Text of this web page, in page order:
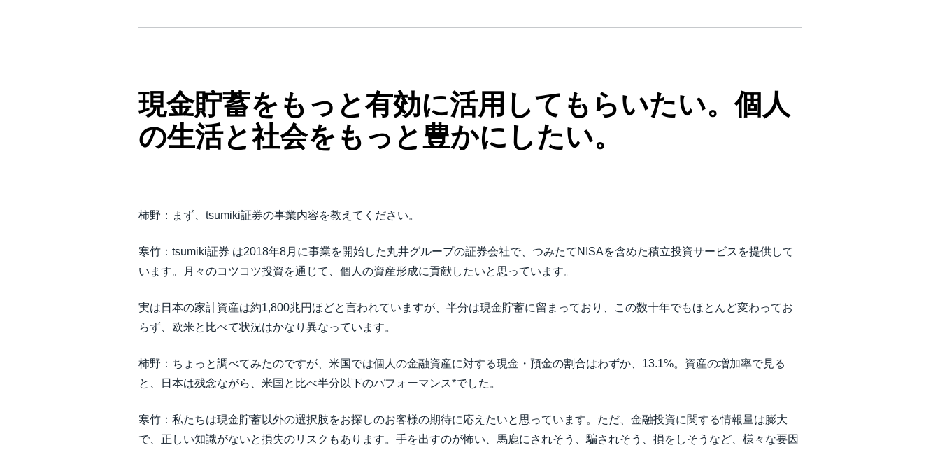
現金貯蓄をもっと有効に活用してもらいたい。個人
の生活と社会をもっと豊かにしたい。
柿野：まず、tsumiki証券の事業内容を教えてください。
寒竹：tsumiki証券 は2018年8月に事業を開始した丸井グループの証券会社で、つみたてNISAを含めた積立投資サービスを提供して
います。月々のコツコツ投資を通じて、個人の資産形成に貢献したいと思っています。
実は日本の家計資産は約1,800兆円ほどと言われていますが、半分は現金貯蓄に留まっており、この数十年でもほとんど変わってお
らず、欧米と比べて状況はかなり異なっています。
柿野：ちょっと調べてみたのですが、米国では個人の金融資産に対する現金・預金の割合はわずか、13.1%。資産の増加率で見る
と、日本は残念ながら、米国と比べ半分以下のパフォーマンス*でした。
寒竹：私たちは現金貯蓄以外の選択肢をお探しのお客様の期待に応えたいと思っています。ただ、金融投資に関する情報量は膨大
で、正しい知識がないと損失のリスクもあります。手を出すのが怖い、馬鹿にされそう、騙されそう、損をしそうなど、様々な要因